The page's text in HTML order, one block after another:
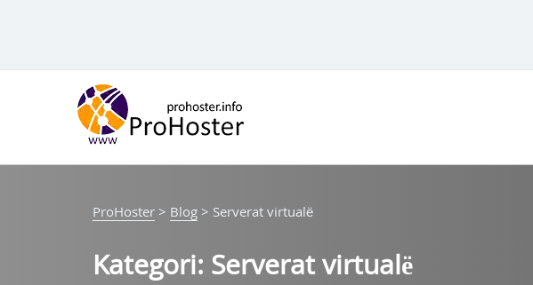
ProHoster > Blog > Serverat virtualë
Kategori: Serverat virtualë